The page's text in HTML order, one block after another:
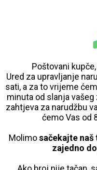
Poštovani
Ured za upravljanje
sati, a za to vrijeme
minuta od slanja
zahtjeva za narudžbu
ćemo Vas od
Molimosačekajte
zajedno